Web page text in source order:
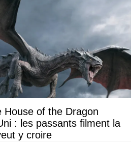
House of the Dragon
: les passants filment la
y croire